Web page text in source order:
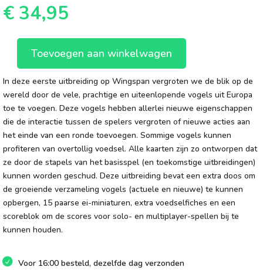
€ 34,95
Wingspan
vogels
aantal
Toevoegen aan winkelwagen
In deze eerste uitbreiding op Wingspan vergroten we de blik op de
wereld door de vele, prachtige en uiteenlopende vogels uit Europa
toe te voegen. Deze vogels hebben allerlei nieuwe eigenschappen
die de interactie tussen de spelers vergroten of nieuwe acties aan
het einde van een ronde toevoegen. Sommige vogels kunnen
profiteren van overtollig voedsel. Alle kaarten zijn zo ontworpen dat
ze door de stapels van het basisspel (en toekomstige uitbreidingen)
kunnen worden geschud. Deze uitbreiding bevat een extra doos om
de groeiende verzameling vogels (actuele en nieuwe) te kunnen
opbergen, 15 paarse ei-miniaturen, extra voedselfiches en een
scoreblok om de scores voor solo- en multiplayer-spellen bij te
kunnen houden.
Voor 16:00 besteld, dezelfde dag verzonden